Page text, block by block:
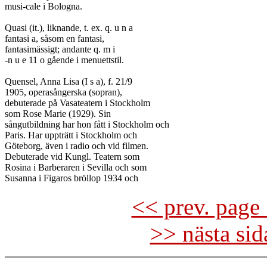
musi-cale i Bologna.
Quasi (it.), liknande, t. ex. q. u n a
fantasi a, såsom en fantasi,
fantasimässigt; andante q. m i
-n u e 11 o gående i menuettstil.
Quensel, Anna Lisa (I s a), f. 21/9
1905, operasångerska (sopran),
debuterade på Vasateatern i Stockholm
som Rose Marie (1929). Sin
sångutbildning har hon fått i Stockholm och
Paris. Har uppträtt i Stockholm och
Göteborg, även i radio och vid filmen.
Debuterade vid Kungl. Teatern som
Rosina i Barberaren i Sevilla och som
<< prev.
>> nästa